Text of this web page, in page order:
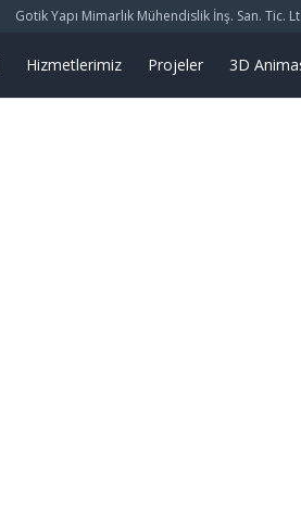
Gotik Yapı Mimarlık Mühendislik İnş. San. Tic.
Hizmetlerimiz Projeler 3D